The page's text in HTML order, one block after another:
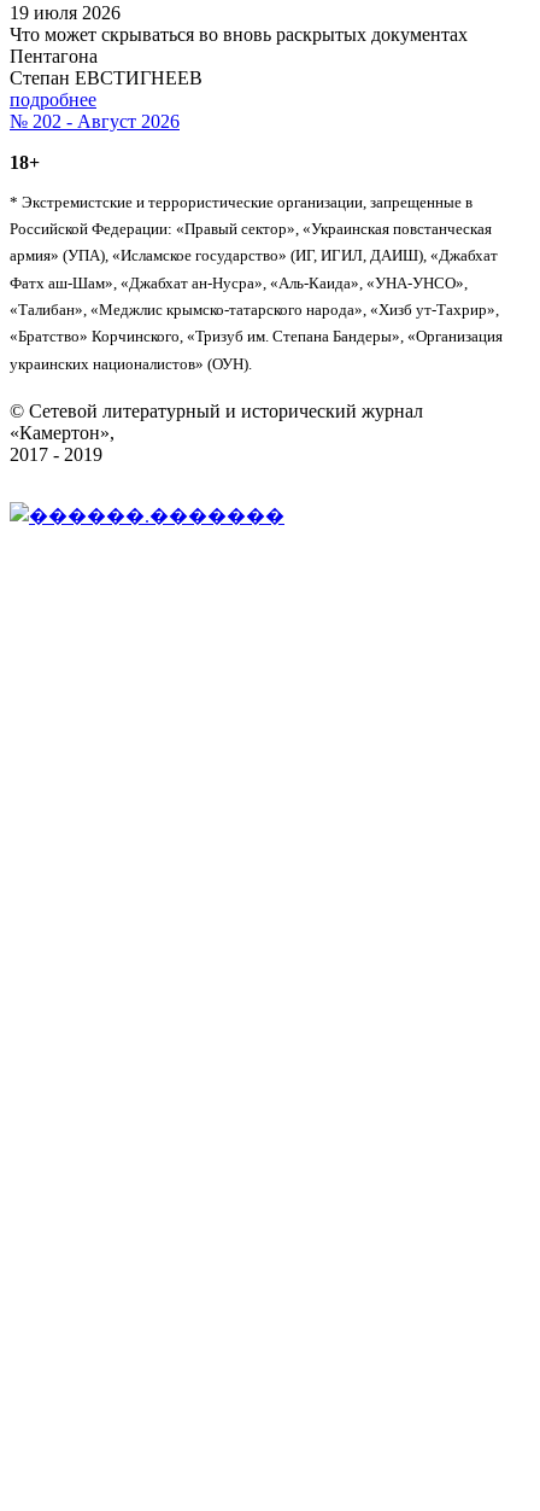
19 июля 2026
Что может скрываться во вновь раскрытых документах
Пентагона
Степан ЕВСТИГНЕЕВ
подробнее
№ 202 - Август 2026
18+
* Экстремистские и террористические организации, запрещенные в
Российской Федерации: «Правый сектор», «Украинская повстанческая
армия» (УПА), «Исламское государство» (ИГ, ИГИЛ, ДАИШ), «Джабхат
Фатх аш-Шам», «Джабхат ан-Нусра», «Аль-Каида», «УНА-УНСО»,
«Талибан», «Меджлис крымско-татарского народа», «Хизб ут-Тахрир»,
«Братство» Корчинского, «Тризуб им. Степана Бандеры», «Организация
украинских националистов» (ОУН).
© Сетевой литературный и исторический журнал
«Камертон»,
2017 - 2019